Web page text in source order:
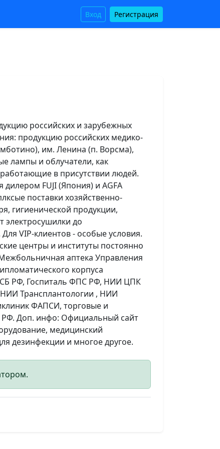
Вход Регистрация
российских и зарубежных
продукцию российских медико-
им. Ленина (п. Ворсма),
лампы и облучатели, как
в присутствии людей.
FUJI (Япония) и AGFA
поставки хозяйственно-
гигиенической продукции,
электросушилки до
VIP-клиентов - особые условия.
центры и институты постоянно
аптека Управления
корпуса
РФ, Госпиталь ФПС РФ, НИИ ЦПК
Трансплантологии , НИИ
ФАПСИ, торговые и
РФ. Доп. инфо: Официальный сайт
медицинский
дезинфекции и многое другое.